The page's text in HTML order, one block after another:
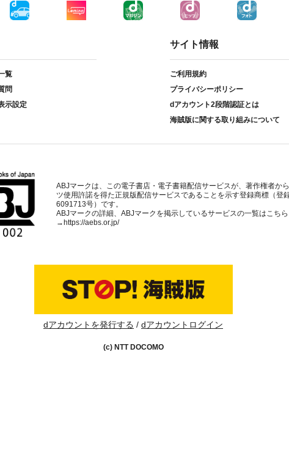
覧
問
示設定
サイト情報
ご利用規約
プライバシーポリシー
dアカウント2段階認証とは
海賊版に関する取り組みについて
ABJマークは、この電子書店・電子書籍配信サービスが、著作権者か
ツ使用許諾を得た正規版配信サービスであることを示す登録商標（登
6091713号）です。
ABJマークの詳細、ABJマークを掲示しているサービスの一覧はこちら
→ https://aebs.or.jp/
dアカウントを発行する dアカウントログイン
(c) NTT DOCOMO